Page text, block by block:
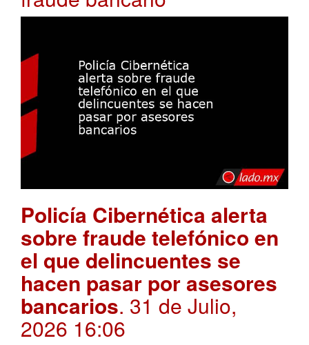
Policía Cibernética alerta
sobre fraude telefónico en
el que delincuentes se
hacen pasar por asesores
bancarios. 31 de Julio,
2026 16:06